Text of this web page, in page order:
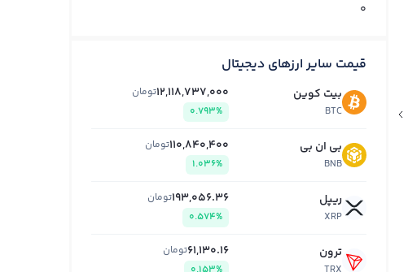
0
قیمت سایر ارزهای دیجیتال
بیت کوین
BTC
12,118,737,000تومان
0.793%
بی ان بی
BNB
110,840,400تومان
1.036%
ریپل
XRP
193,056.36تومان
0.574%
ترون 61,130.16تومان